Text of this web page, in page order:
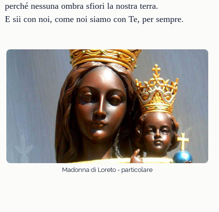
perché nessuna ombra sfiori la nostra terra.
E sii con noi, come noi siamo con Te, per sempre.
Madonna di Loreto - particolare